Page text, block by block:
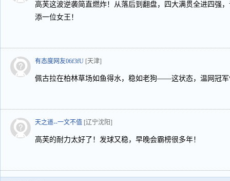
高芙这波逆袭简直燃炸！从落后到翻盘，四大满贯全进四强
添一位女王！
有态度网友06f3fU [天津]
佩古拉在柏林草场如鱼得水，稳如老狗——这状态，温网冠军
天之道--一文不值 [辽宁沈阳]
高芙的耐力太好了！发球又稳，早晚会霸榜很多年！